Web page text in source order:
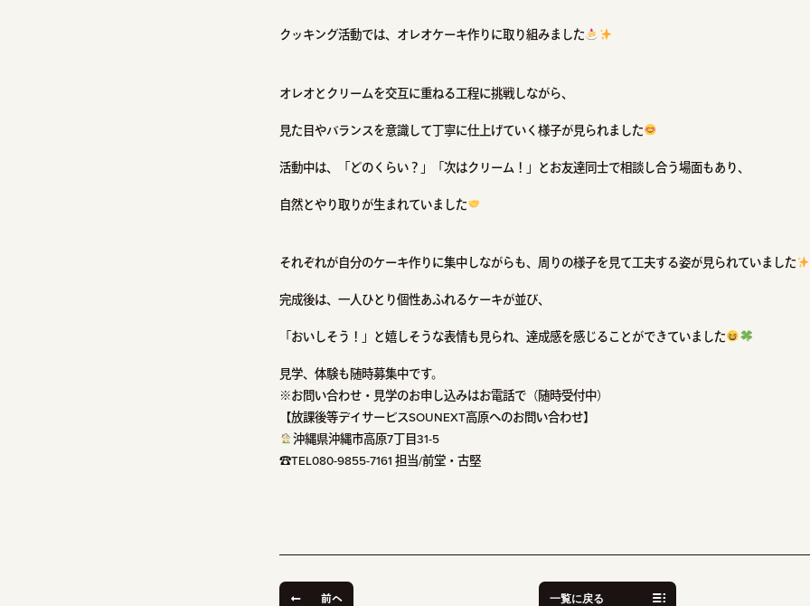
クッキング活動では、オレオケーキ作りに取り組みました
オレオとクリームを交互に重ねる工程に挑戦しながら、
見た目やバランスを意識して丁寧に仕上げていく様子が見られました
活動中は、「どのくらい？」「次はクリーム！」とお友達同士で相談し合う場面もあり、
自然とやり取りが生まれていました
それぞれが自分のケーキ作りに集中しながらも、周りの様子を見て工夫する姿が見られていました
完成後は、一人ひとり個性あふれるケーキが並び、
「おいしそう！」と嬉しそうな表情も見られ、達成感を感じることができていました
見学、体験も随時募集中です。
※お問い合わせ・見学のお申し込みはお電話で（随時受付中）
【放課後等デイサービスSOUNEXT高原へのお問い合わせ】
沖縄県沖縄市高原7丁目31-5
☎TEL080-9855-7161 担当/前堂・古堅
前へ 一覧に戻る